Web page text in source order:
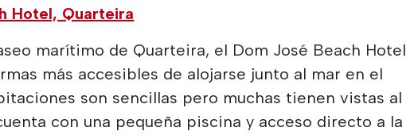
Hotel, Quarteira
marítimo de Quarteira, el Dom José Beach Hotel
más accesibles de alojarse junto al mar en el
son sencillas pero muchas tienen vistas al
con una pequeña piscina y acceso directo a la